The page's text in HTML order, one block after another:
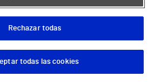
Política de privacidad Mapa web Protección de datos
Rechazar todas
todas las cookies